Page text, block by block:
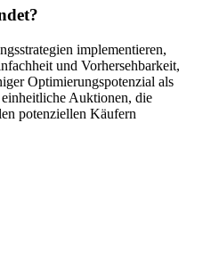
implementieren,
und Vorhersehbarkeit,
Optimierungspotenzial als
Auktionen, die
potenziellen Käufern